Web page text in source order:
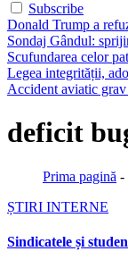
Subscribe
Donald Trump a
Sondaj Gândul:
Scufundarea celor
Legea integrității,
Accident aviatic
deficit
Prima pagină -
ȘTIRI INTERNE
Sindicatele și